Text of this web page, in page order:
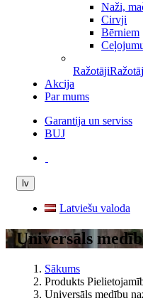
Naži,
Cirvji
Bērniem
Ražotāji
Akcija
Par mums
Garantija un serviss
BUJ
lv
Latviešu valoda
Universāls
Sākums
Produkts
Universāls medību